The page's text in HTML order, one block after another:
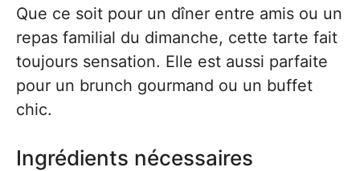
Que ce soit pour un dîner entre amis ou un
repas familial du dimanche, cette tarte fait
toujours sensation. Elle est aussi parfaite
pour un brunch gourmand ou un buffet
chic.
Ingrédients nécessaires